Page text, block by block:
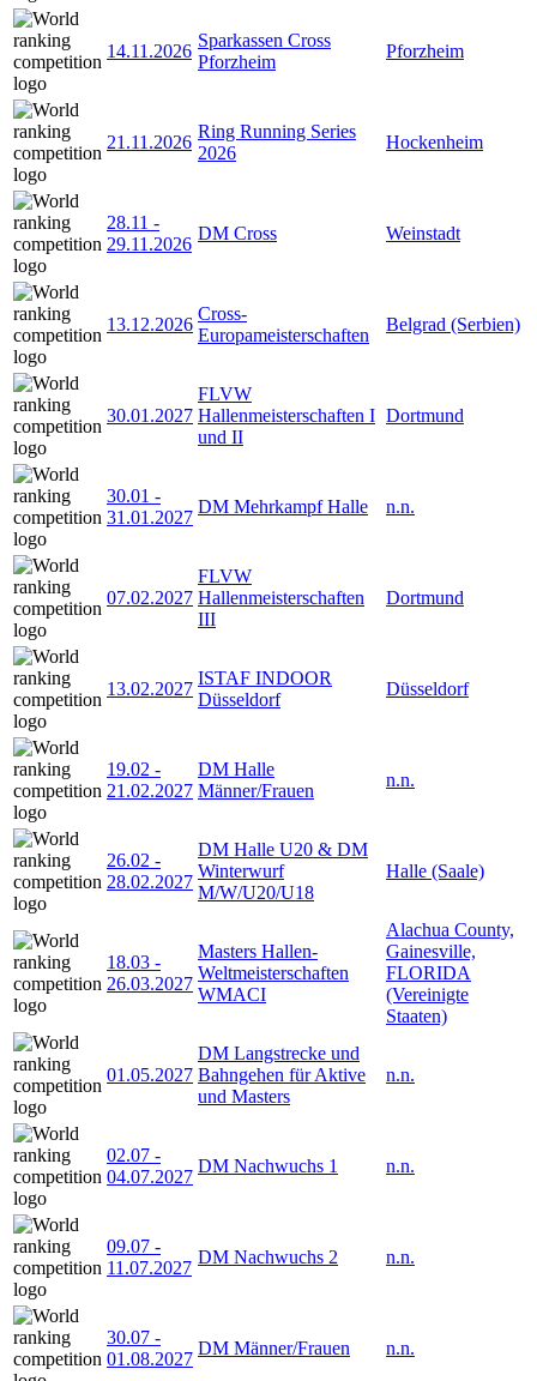
14.11.2026
Sparkassen Cross
Pforzheim
Pforzheim
21.11.2026
Ring Running Series
2026
Hockenheim
28.11 -
29.11.2026
DM Cross Weinstadt
13.12.2026
Cross-
Europameisterschaften
Belgrad (Serbien)
30.01.2027
FLVW
Hallenmeisterschaften I
und II
Dortmund
30.01 -
31.01.2027
DM Mehrkampf Halle n.n.
07.02.2027
FLVW
Hallenmeisterschaften
III
Dortmund
13.02.2027
ISTAF INDOOR
Düsseldorf
Düsseldorf
19.02 -
21.02.2027
DM Halle
Männer/Frauen
n.n.
26.02 -
28.02.2027
DM Halle U20 & DM
Winterwurf
M/W/U20/U18
Halle (Saale)
18.03 -
26.03.2027
Masters Hallen-
Weltmeisterschaften
WMACI
Alachua County,
Gainesville,
FLORIDA
(Vereinigte
Staaten)
01.05.2027
DM Langstrecke und
Bahngehen für Aktive
und Masters
n.n.
02.07 -
04.07.2027
DM Nachwuchs 1 n.n.
09.07 -
11.07.2027
DM Nachwuchs 2 n.n.
30.07 -
01.08.2027
DM Männer/Frauen n.n.